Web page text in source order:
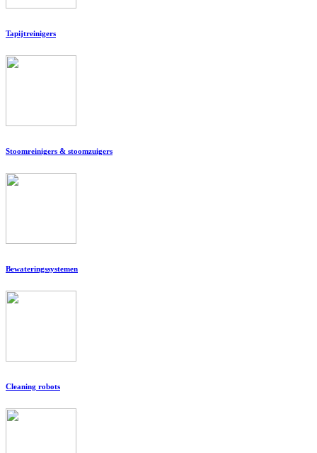
Tapijtreinigers
Stoomreinigers & stoomzuigers
Bewateringssystemen
Cleaning robots